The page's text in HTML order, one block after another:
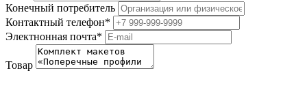
Конечный потребитель
Контактный телефон*
Электнонная почта*
Товар